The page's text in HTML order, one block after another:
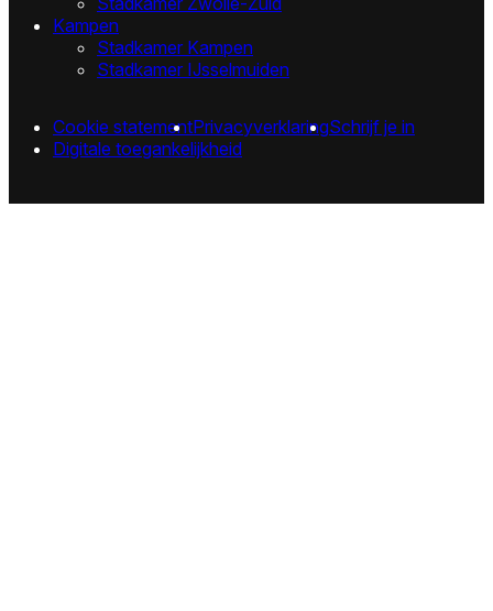
Kampen
Stadkamer Kampen
Stadkamer IJsselmuiden
Cookie statementPrivacyverklaringSchrijf je in
Digitale toegankelijkheid